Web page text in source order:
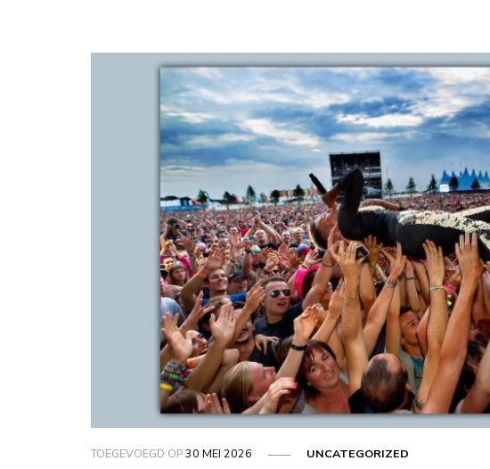
TOEGEVOEGD OP30 MEI 2026 UNCATEGORIZED